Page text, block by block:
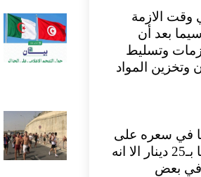
وقت الازمة
بعد الانفراج إلى 650 دينار لاسيما بعد أن
وتسليط
وتخزين المواد
في سعره على
الرغم من انه مادة مدعمة من طرف الدولة ويحدد سعرها بـ25 دينار الا انه
ووصل إلى 40 و50 دينار في بعض